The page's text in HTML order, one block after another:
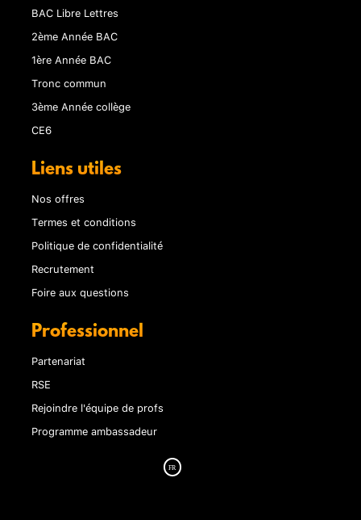
BAC Libre Lettres
2ème Année BAC
1ère Année BAC
Tronc commun
3ème Année collège
CE6
Liens utiles
Nos offres
Termes et conditions
Politique de confidentialité
Recrutement
Foire aux questions
Professionnel
Partenariat
RSE
Rejoindre l'équipe de profs
Programme ambassadeur